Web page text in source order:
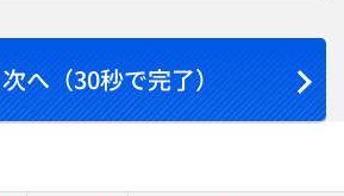
次へ（30秒で完了）